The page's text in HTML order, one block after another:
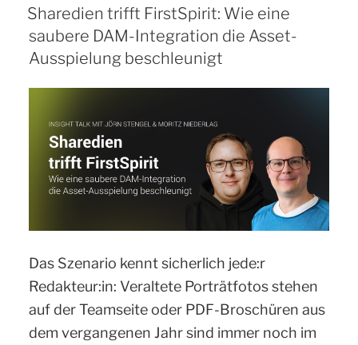
Webseite:
Wie
MCP,
GEO
CMS
zusammenkommen“
AM
Sharedien trifft FirstSpirit: Wie eine
saubere DAM-Integration die Asset-
Ausspielung beschleunigt
Das Szenario kennt sicherlich jede:r
Redakteur:in: Veraltete Porträtfotos stehen
auf der Teamseite oder PDF-Broschüren aus
dem vergangenen Jahr sind immer noch im